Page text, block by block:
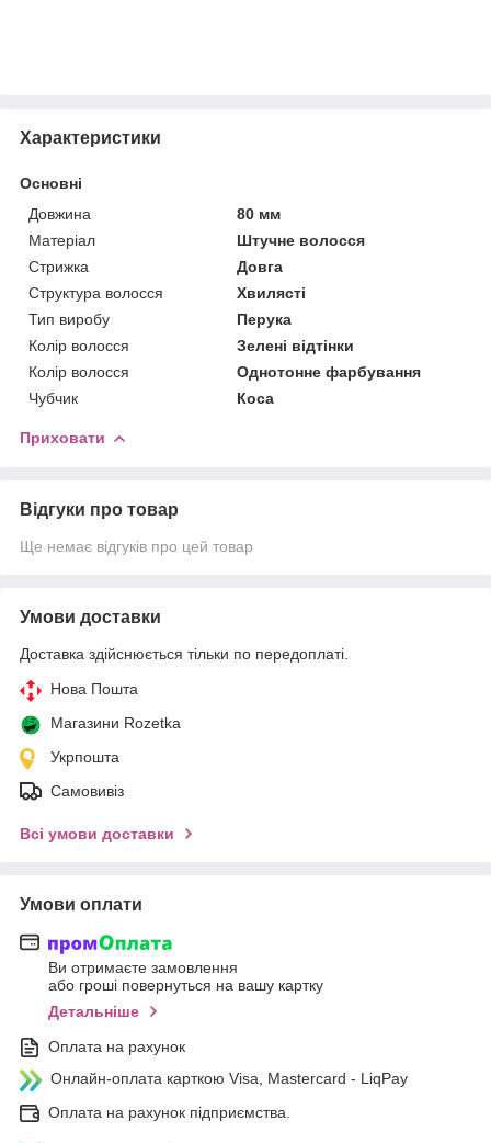
Характеристики
Основні
Довжина
80 мм
Матеріал
Штучне волосся
Стрижка
Довга
Структура волосся
Хвилясті
Тип виробу
Перука
Колір волосся
Зелені відтінки
Колір волосся
Однотонне фарбування
Чубчик
Коса
Приховати
Відгуки про товар
Ще немає відгуків про цей товар
Умови доставки
Доставка здійснюється тільки по передоплаті.
Нова Пошта
Магазини Rozetka
Укрпошта
Самовивіз
Всі умови доставки
Умови оплати
Ви отримаєте замовлення
або гроші повернуться на вашу картку
Детальніше
Оплата на рахунок
Онлайн-оплата карткою Visa, Mastercard - LiqPay
Оплата на рахунок підприємства.